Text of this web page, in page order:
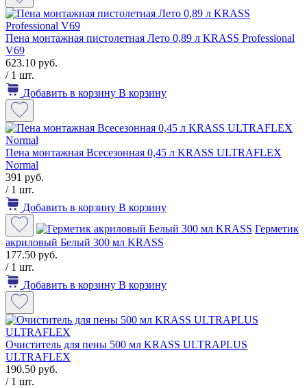
Пена монтажная пистолетная Лето 0,89 л KRASS Professional
V69
623.10 руб.
/ 1 шт.
Добавить в корзину В корзину
Пена монтажная Всесезонная 0,45 л KRASS ULTRAFLEX
Normal
391 руб.
/ 1 шт.
Добавить в корзину В корзину
Герметик
акриловый Белый 300 мл KRASS
177.50 руб.
/ 1 шт.
Добавить в корзину В корзину
Очиститель для пены 500 мл KRASS ULTRAPLUS
ULTRAFLEX
190.50 руб.
/ 1 шт.